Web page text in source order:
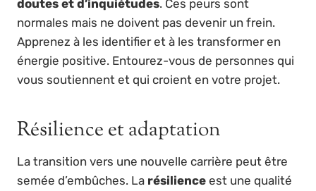
doutes et d’inquiétudes. Ces peurs sont
normales mais ne doivent pas devenir un frein.
Apprenez à les identifier et à les transformer en
énergie positive. Entourez-vous de personnes qui
vous soutiennent et qui croient en votre projet.
Résilience et adaptation
La transition vers une nouvelle carrière peut être
semée d’embûches. La résilience est une qualité